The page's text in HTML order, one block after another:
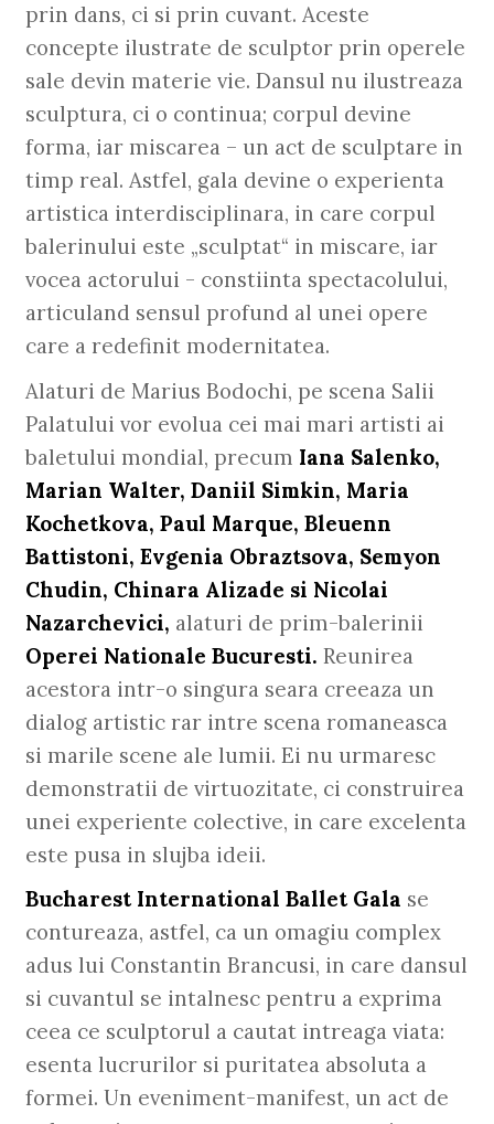
prin dans, ci si prin cuvant. Aceste
concepte ilustrate de sculptor prin operele
sale devin materie vie. Dansul nu ilustreaza
sculptura, ci o continua; corpul devine
forma, iar miscarea – un act de sculptare in
timp real. Astfel, gala devine o experienta
artistica interdisciplinara, in care corpul
balerinului este „sculptat“ in miscare, iar
vocea actorului - constiinta spectacolului,
articuland sensul profund al unei opere
care a redefinit modernitatea.
Alaturi de Marius Bodochi, pe scena Salii
Palatului vor evolua cei mai mari artisti ai
baletului mondial, precum Iana Salenko,
Marian Walter, Daniil Simkin, Maria
Kochetkova, Paul Marque, Bleuenn
Battistoni, Evgenia Obraztsova, Semyon
Chudin, Chinara Alizade si Nicolai
Nazarchevici, alaturi de prim-balerinii
Operei Nationale Bucuresti. Reunirea
acestora intr-o singura seara creeaza un
dialog artistic rar intre scena romaneasca
si marile scene ale lumii. Ei nu urmaresc
demonstratii de virtuozitate, ci construirea
unei experiente colective, in care excelenta
este pusa in slujba ideii.
Bucharest International Ballet Gala se
contureaza, astfel, ca un omagiu complex
adus lui Constantin Brancusi, in care dansul
si cuvantul se intalnesc pentru a exprima
ceea ce sculptorul a cautat intreaga viata:
esenta lucrurilor si puritatea absoluta a
formei. Un eveniment-manifest, un act de